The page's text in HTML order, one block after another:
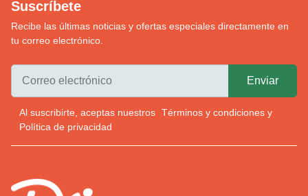
Suscríbete
Recibe las últimas noticias y ofertas especiales directamente en
tu correo electrónico.
Al suscribirte, aceptas nuestros Términos y condiciones y
Política de privacidad